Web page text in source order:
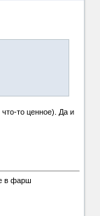
то ценное). Да и
в фарш